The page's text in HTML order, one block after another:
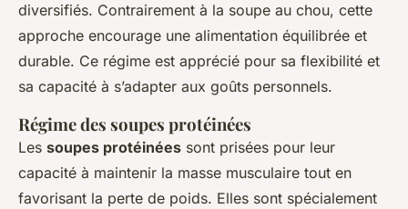
diversifiés. Contrairement à la soupe au chou, cette
approche encourage une alimentation équilibrée et
durable. Ce régime est apprécié pour sa flexibilité et
sa capacité à s’adapter aux goûts personnels.
Régime des soupes protéinées
Les soupes protéinées sont prisées pour leur
capacité à maintenir la masse musculaire tout en
favorisant la perte de poids. Elles sont spécialement